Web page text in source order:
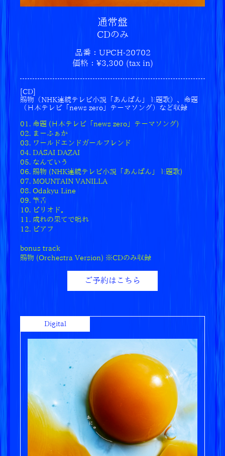
RADWIMPS 20th ANNIVERSARY LIVE TOUR
2025.05.16
「賜物」ミュージックビデオ、メイキング映像公
開！
2025.05.14
ROCK IN JAPAN FESTIVAL 2025 出演決定！
2025.05.07
「RADWIMPS 20th Anniversary Special Premie
re」開催決定！
2025.04.30
新曲「賜物」ミュージックビデオ公開！
新曲「賜物」、主要音楽配信サイト・各種サブス
クリプションサービスにて配信スタート！
「賜物」配信記念、Stationheadリスニングパーテ
2025.04.04
像が公開！主題歌「賜物」、4/18(金)配信決定！
2025.03.25
RADWIMPS書き下ろしの新曲が日本テレビ「new
s zero」2025年新テーマ曲に決定！
2025.02.12
Apple Music J-Pop Now Radio にRADWIMPSが
出演！
2025.02.11
通常盤
CDのみ
品番：UPCH-20702
価格：¥3,300 (tax in)
[CD]
賜物（NHK連続テレビ小説「あんぱん」主題歌）、命題
（日本テレビ「news zero」テーマソング）など収録
01. 命題 (日本テレビ「news zero」テーマソング)
02. まーふぁか
03. ワールドエンドガールフレンド
04. DASAI DAZAI
05. なんていう
06. 賜物 (NHK連続テレビ小説「あんぱん」主題歌)
07. MOUNTAIN VANILLA
08. Odakyu Line
09. 筆舌
10. ピリオド。
11. 成れの果てで鳴れ
12. ピアフ
bonus track
賜物 (Orchestra Version) ※CDのみ収録
ご予約はこちら
Digital